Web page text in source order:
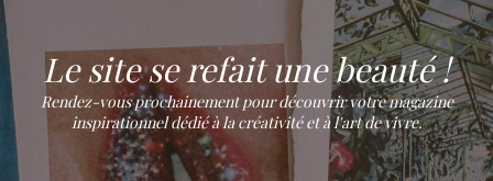
Le site se refait une beauté !
Rendez-vous prochainement pour découvrir votre magazine
inspirationnel dédié à la créativité et à l'art de vivre.